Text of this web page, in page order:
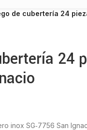
de cubertería 24
24
inox SG‑7756 San